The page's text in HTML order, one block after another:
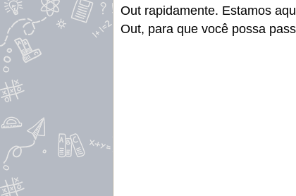
Out rapidamente. Estamos
Out, para que você possa